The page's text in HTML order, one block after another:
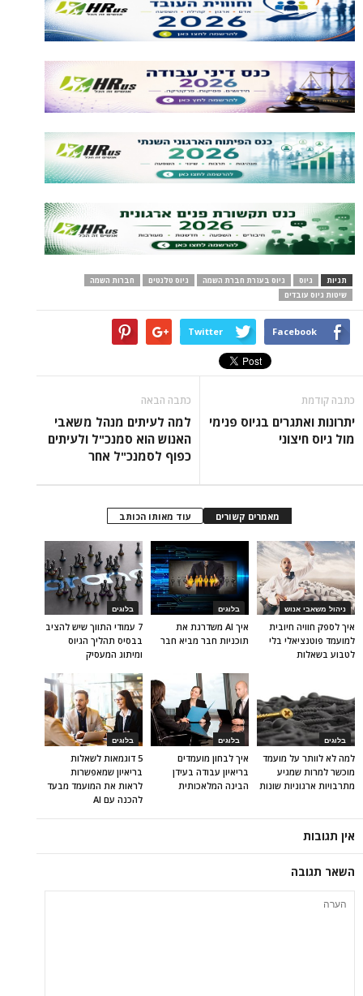
תגיות גיוס גיוס בעזרת חברת השמה גיוס טלנטים
חברות השמה
שיטות גיוס עובדים
Facebook
Twitter
כתבה קודמת
יתרונות ואתגרים בגיוס פנימי
מול גיוס חיצוני
כתבה הבאה
למה לעיתים מנהל משאבי
האנוש הוא סמנכ"ל ולעיתים
כפוף לסמנכ"ל אחר
מאמרים קשורים עוד מאותו הכותב
בלוגים
7 עמודי התווך שיש להציב
בבסיס תהליך הגיוס
ומיתוג המעסיק
בלוגים
איך AI משדרגת את
תוכניות חבר מביא חבר
ניהול משאבי אנוש
איך לספק חוויה חיובית
למועמד פוטנציאלי בלי
לטבוע בשאלות
בלוגים
5 דוגמאות לשאלות
בריאיון שמאפשרות
לראות את המועמד מבעד
להכנה עם AI
בלוגים
איך לבחון מועמדים
בריאיון עבודה בעידן
הבינה המלאכותית
בלוגים
למה לא לוותר על מועמד
מוכשר למרות שמגיע
מתרבויות ארגוניות שונות
אין תגובות
השאר תגובה